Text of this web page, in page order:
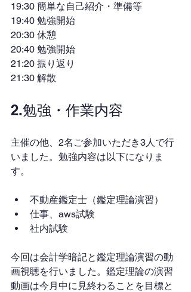
19:30 簡単な自己紹介・準備等
19:40 勉強開始
20:30 休憩
20:40 勉強開始
21:20 振り返り
21:30 解散
2.勉強・作業内容
主催の他、2名ご参加いただき3人で行
いました。勉強内容は以下になりま
す。
不動産鑑定士（鑑定理論演習）
仕事、aws試験
社内試験
今回は会計学暗記と鑑定理論演習の動
画視聴を行いました。鑑定理論の演習
動画は今月中に見終わることを目標と